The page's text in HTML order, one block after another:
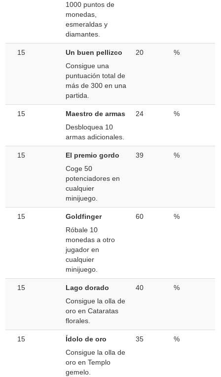
1000 puntos de
monedas,
esmeraldas y
diamantes.
15
Un buen pellizco
Consigue una
puntuación total de
más de 300 en una
partida.
20 %
15
Maestro de armas
Desbloquea 10
armas adicionales.
24 %
15
El premio gordo
Coge 50
potenciadores en
cualquier
minijuego.
39 %
15
Goldfinger
Róbale 10
monedas a otro
jugador en
cualquier
minijuego.
60 %
15
Lago dorado
Consigue la olla de
oro en Cataratas
florales.
40 %
15
Ídolo de oro
Consigue la olla de
oro en Templo
gemelo.
35 %